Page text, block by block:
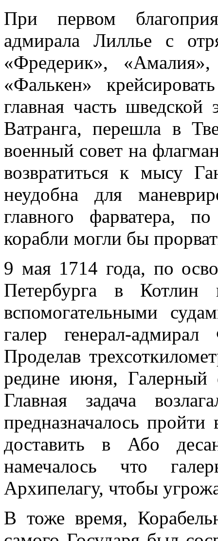
При первом
адмирала Лиллье с
«Фредерик»,
«Фалькен»
главная часть
Ватранга, перешла в
военный совет на
возвратиться к мысу
неудобна для
главного фарва­тера,
корабли могли бы
9 мая 1714 года, по
Петербурга в
вспомогательными
галер генерал-
Проделав
редине июня, Галерный
Главная задача
предназначалось
доставить в Або
намечалось что
Архипелагу, чтобы
В тоже время,